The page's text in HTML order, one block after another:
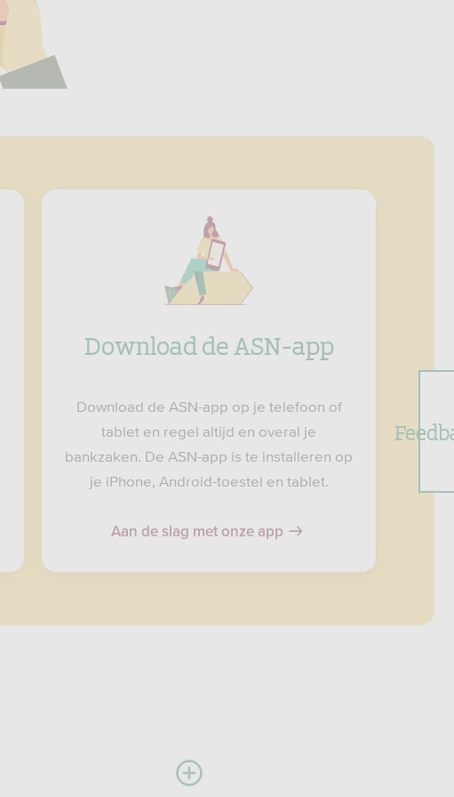
Download de ASN-app
Download de ASN-app op je telefoon of
tablet en regel altijd en overal je
bankzaken. De ASN-app is te installeren op
je iPhone, Android-toestel en tablet.
Aan de slag met onze app